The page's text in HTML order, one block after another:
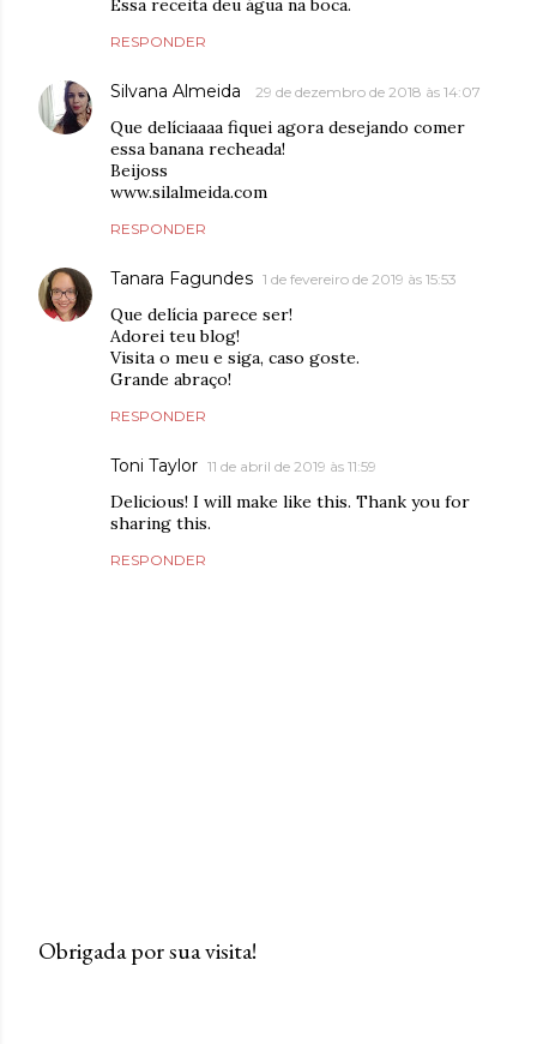
Essa receita deu água na boca.
RESPONDER
Silvana Almeida 29 de dezembro de 2018 às 14:07
Que delíciaaaa fiquei agora desejando comer
essa banana recheada!
Beijoss
www.silalmeida.com
RESPONDER
Tanara Fagundes 1 de fevereiro de 2019 às 15:53
Que delícia parece ser!
Adorei teu blog!
Visita o meu e siga, caso goste.
Grande abraço!
RESPONDER
Toni Taylor 11 de abril de 2019 às 11:59
Delicious! I will make like this. Thank you for
sharing this.
RESPONDER
Obrigada por sua visita!